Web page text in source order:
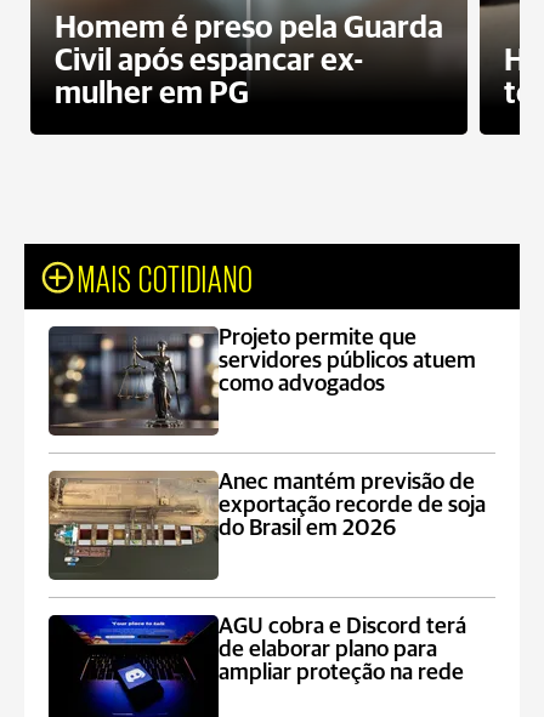
Homem é preso pela Guarda
Civil após espancar ex-
mulher em PG
MAIS COTIDIANO
Projeto permite que
servidores públicos atuem
como advogados
Anec mantém previsão de
exportação recorde de soja
do Brasil em 2026
AGU cobra e Discord terá
de elaborar plano para
ampliar proteção na rede